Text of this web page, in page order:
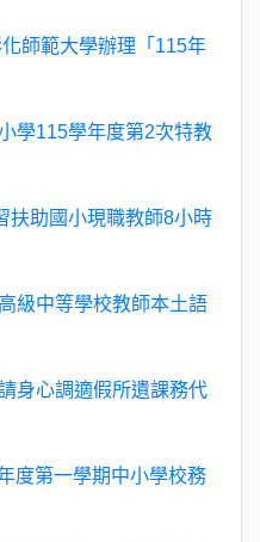
師範大學辦理「115年
學115學年度第2次特教
扶助國小現職教師8小時
級中等學校教師本土語
身心調適假所遺課務代
度第一學期中小學校務